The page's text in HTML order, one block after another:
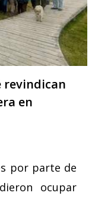
revindican
en
por parte de
ocupar